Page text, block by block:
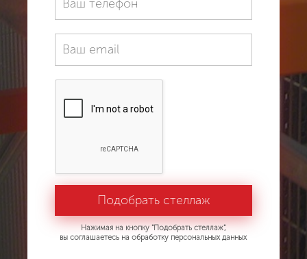
Нажимая на кнопку "Подобрать стеллаж",
вы соглашаетесь на обработку персональных данных